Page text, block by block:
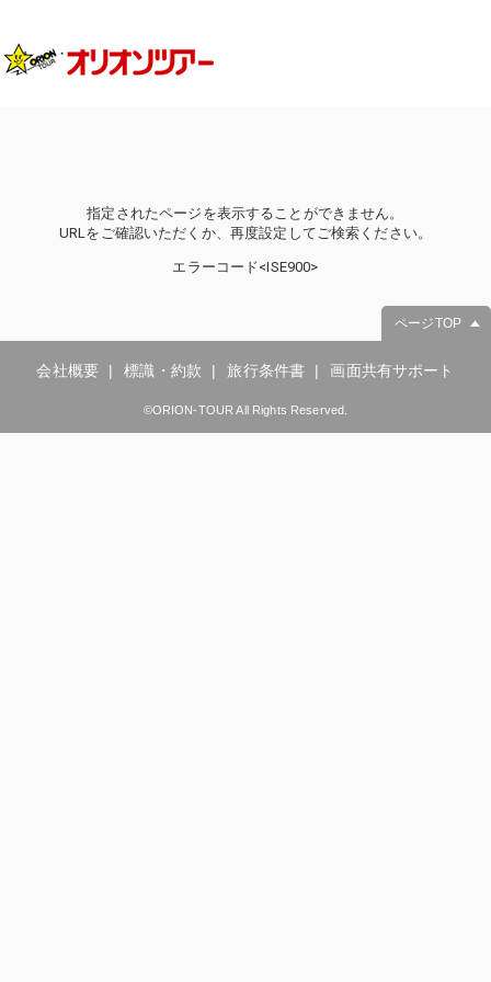
指定されたページを表示することができません。
URLをご確認いただくか、再度設定してご検索ください。
エラーコード<ISE900>
ページTOP
会社概要 標識・約款 旅行条件書 画面共有サポート
©ORION-TOUR All Rights Reserved.